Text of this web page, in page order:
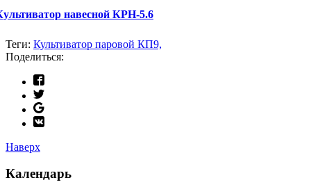
навесной КРН-5.6
Теги: Культиватор паровой КП9,
Поделиться:
Наверх
Календарь